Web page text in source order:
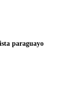
paraguayo